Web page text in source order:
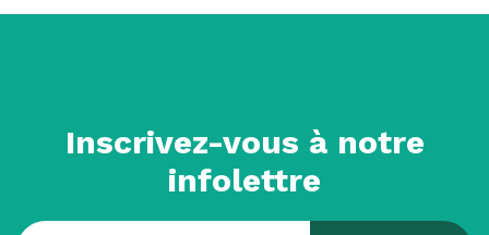
Inscrivez-vous à notre
infolettre